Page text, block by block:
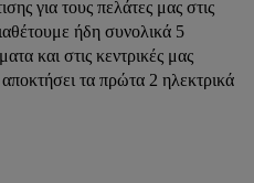
για τους πελάτες μας στις
ήδη συνολικά 5
και στις κεντρικές μας
τα πρώτα 2 ηλεκτρικά